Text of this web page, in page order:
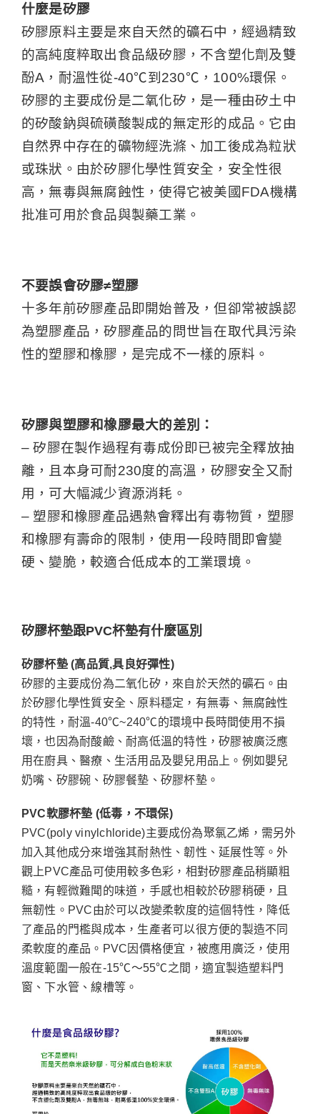
什麼是矽膠
矽膠原料主要是來自天然的礦石中，經過精致
的高純度粹取出食品級矽膠，不含塑化劑及雙
酚A，耐溫性從-40℃到230℃，100%環保。
矽膠的主要成份是二氧化矽，是一種由矽土中
的矽酸鈉與硫磺酸製成的無定形的成品。它由
自然界中存在的礦物經洗滌、加工後成為粒狀
或珠狀。由於矽膠化學性質安全，安全性很
高，無毒與無腐蝕性，使得它被美國FDA機構
批准可用於食品與製藥工業。
不要誤會矽膠≠塑膠
十多年前矽膠產品即開始普及，但卻常被誤認
為塑膠產品，矽膠產品的問世旨在取代具污染
性的塑膠和橡膠，是完成不一樣的原料。
矽膠與塑膠和橡膠最大的差別：
– 矽膠在製作過程有毒成份即已被完全釋放抽
離，且本身可耐230度的高溫，矽膠安全又耐
用，可大幅減少資源消耗。
– 塑膠和橡膠產品遇熱會釋出有毒物質，塑膠
和橡膠有壽命的限制，使用一段時間即會變
硬、變脆，較適合低成本的工業環境。
矽膠杯墊跟PVC杯墊有什麼區別
矽膠杯墊 (高品質,具良好彈性)
矽膠的主要成份為二氧化矽，來自於天然的礦石。由
於矽膠化學性質安全、原料穩定，有無毒、無腐蝕性
的特性，耐溫-40℃~240℃的環境中長時間使用不損
壞，也因為耐酸鹼、耐高低溫的特性，矽膠被廣泛應
用在廚具、醫療、生活用品及嬰兒用品上。例如嬰兒
奶嘴、矽膠碗、矽膠餐墊、矽膠杯墊。
PVC軟膠杯墊 (低毒，不環保)
PVC(poly vinylchloride)主要成份為聚氯乙烯，需另外
加入其他成分來增強其耐熱性、韌性、延展性等。外
觀上PVC產品可使用較多色彩，相對矽膠產品稍顯粗
糙，有輕微難聞的味道，手感也相較於矽膠稍硬，且
無韌性。PVC由於可以改變柔軟度的這個特性，降低
了產品的門檻與成本，生產者可以很方便的製造不同
柔軟度的產品。PVC因價格便宜，被應用廣泛，使用
溫度範圍一般在-15℃～55℃之間，適宜製造塑料門
窗、下水管、線槽等。